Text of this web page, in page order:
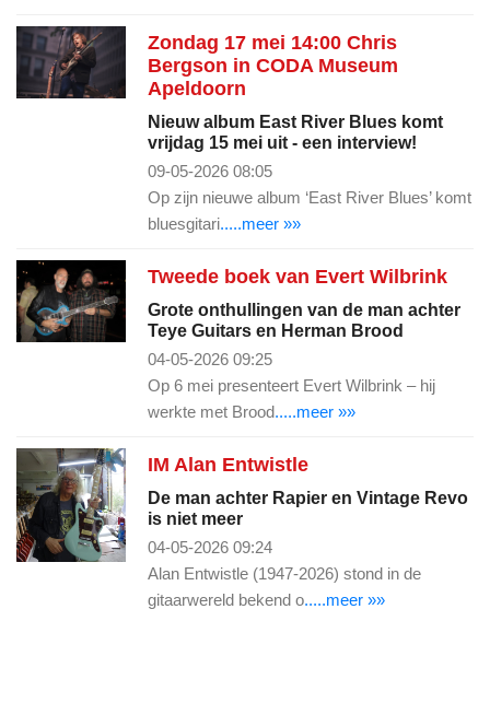
Zondag 17 mei 14:00 Chris
Bergson in CODA Museum
Apeldoorn
Nieuw album East River Blues komt
vrijdag 15 mei uit - een interview!
09-05-2026 08:05
Op zijn nieuwe album ‘East River Blues’ komt
bluesgitari.....meer »»
Tweede boek van Evert Wilbrink
Grote onthullingen van de man achter
Teye Guitars en Herman Brood
04-05-2026 09:25
Op 6 mei presenteert Evert Wilbrink – hij
werkte met Brood.....meer »»
IM Alan Entwistle
De man achter Rapier en Vintage Revo
is niet meer
04-05-2026 09:24
Alan Entwistle (1947-2026) stond in de
gitaarwereld bekend o.....meer »»